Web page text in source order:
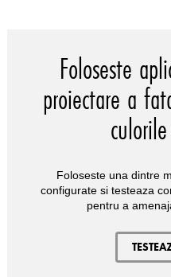
Foloseste
proiectare a
Foloseste una dintre
configurate si testeaza
pentru a